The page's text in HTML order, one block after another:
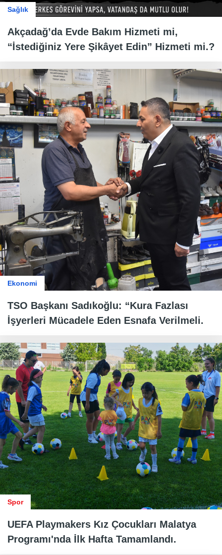
Sağlık
Akçadağ’da Evde Bakım Hizmeti mi,
“İstediğiniz Yere Şikâyet Edin” Hizmeti mi.?
Ekonomi
TSO Başkanı Sadıkoğlu: “Kura Fazlası
İşyerleri Mücadele Eden Esnafa Verilmeli.
Spor
UEFA Playmakers Kız Çocukları Malatya
Programı'nda İlk Hafta Tamamlandı.